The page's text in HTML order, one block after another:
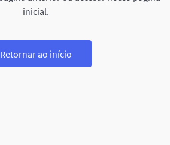
inicial.
Retornar ao início